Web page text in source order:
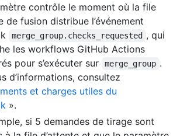
contrôle le moment où la file
de fusion distribue l’événement
merge_group.checks_requested , qui
les workflows GitHub Actions
pour s’exécuter sur
merge_group .
d’informations, consultez
et charges utiles du
».
si 5 demandes de tirage sont